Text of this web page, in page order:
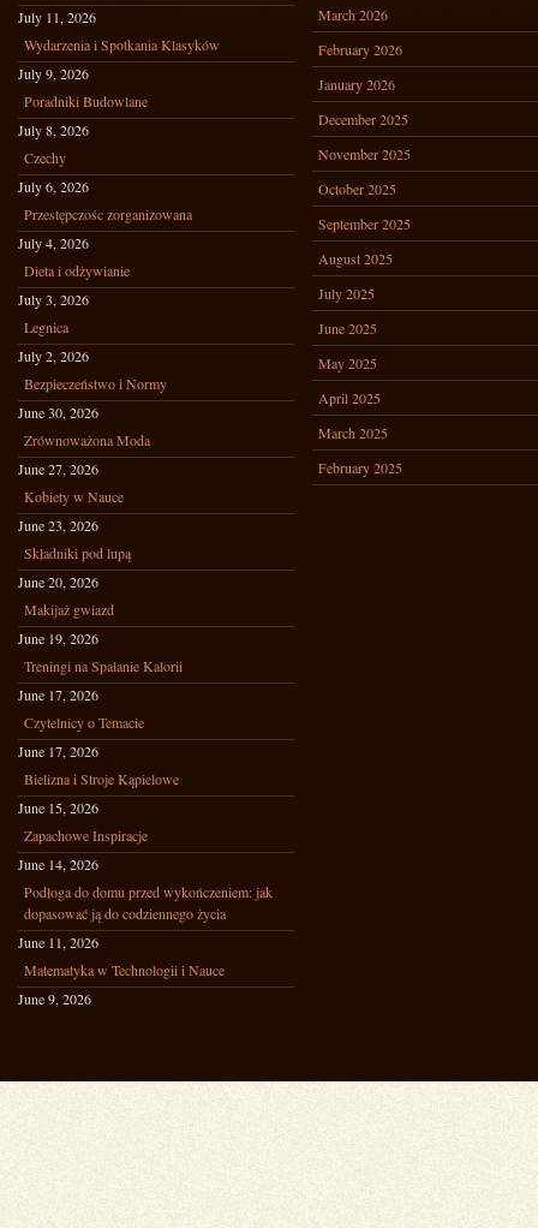
July 11, 2026
Wydarzenia i Spotkania Klasyków
July 9, 2026
Poradniki Budowlane
July 8, 2026
Czechy
July 6, 2026
Przestępczośc zorganizowana
July 4, 2026
Dieta i odżywianie
July 3, 2026
Legnica
July 2, 2026
Bezpieczeństwo i Normy
June 30, 2026
Zrównoważona Moda
June 27, 2026
Kobiety w Nauce
June 23, 2026
Składniki pod lupą
June 20, 2026
Makijaż gwiazd
June 19, 2026
Treningi na Spalanie Kalorii
June 17, 2026
Czytelnicy o Temacie
June 17, 2026
Bielizna i Stroje Kąpielowe
June 15, 2026
Zapachowe Inspiracje
June 14, 2026
Podłoga do domu przed wykończeniem: jak
dopasować ją do codziennego życia
June 11, 2026
Matematyka w Technologii i Nauce
June 9, 2026
March 2026
February 2026
January 2026
December 2025
November 2025
October 2025
September 2025
August 2025
July 2025
June 2025
May 2025
April 2025
March 2025
February 2025